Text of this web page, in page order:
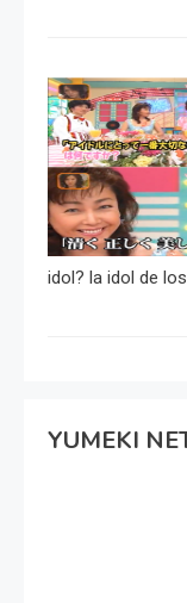
idol? la idol de
YUMEKI